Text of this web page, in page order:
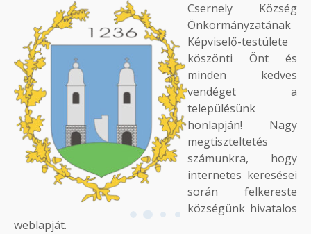
Csernely Község
Önkormányzatának
Képviselő-testülete
köszönti Önt és
minden kedves
vendéget a
településünk
honlapján! Nagy
megtiszteltetés
számunkra, hogy
internetes keresései
során felkereste
községünk hivatalos
weblapját.